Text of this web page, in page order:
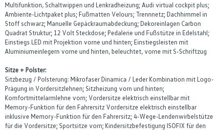
Multifunktion, Schaltwippen und Lenkradheizung; Audi virtual cockpit plus;
Ambiente-Lichtpaket plus; Fußmatten Velours; Trennnetz; Dachhimmel in
Stoff schwarz; Manuelle Gepäckraumabdeckung; Dekoreinlagen Carbon
Quadrat Struktur; 12 Volt Steckdose; Pedalerie und Fußstütze in Edelstahl;
Einstiegs LED mit Projektion vorne und hinten; Einstiegsleisten mit
Aluminiumeinlegern vorne und hinten, beleuchtet, vorne mit S-Schriftzug
Sitze + Polster:
Sitzbezug / Polsterung: Mikrofaser Dinamica / Leder Kombination mit Logo-
Prägung in Vordersitzlehnen; Sitzheizung vorn und hinten;
Komfortmittelarmlehne vorn; Vordersitze elektrisch einstellbar mit
Memory-Funktion für den Fahrersitz Vordersitze elektrisch einstellbar
inklusive Memory-Funktion für den Fahrersitz; 4-Wege-Lendenwirbelstütze
für die Vordersitze; Sportsitze vorn; Kindersitzbefestigung ISOFIX für den